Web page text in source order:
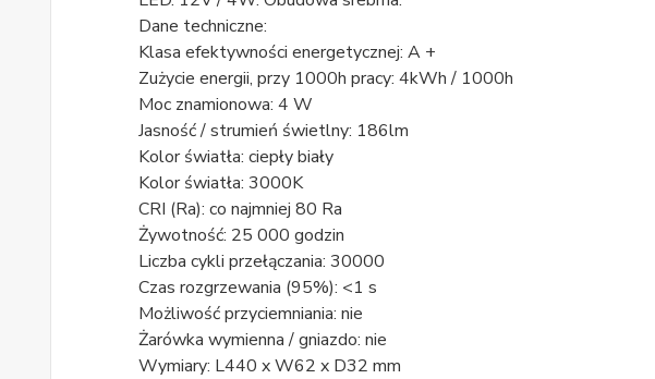
Dane techniczne:
Klasa efektywności energetycznej: A +
Zużycie energii, przy 1000h pracy: 4kWh / 1000h
Moc znamionowa: 4 W
Jasność / strumień świetlny: 186lm
Kolor światła: ciepły biały
Kolor światła: 3000K
CRI (Ra): co najmniej 80 Ra
Żywotność: 25 000 godzin
Liczba cykli przełączania: 30000
Czas rozgrzewania (95%): <1 s
Możliwość przyciemniania: nie
Żarówka wymienna / gniazdo: nie
Wymiary: L440 x W62 x D32 mm